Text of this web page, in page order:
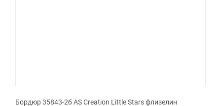
Бордюр 35843-2б AS Creation Little Stars флизелин